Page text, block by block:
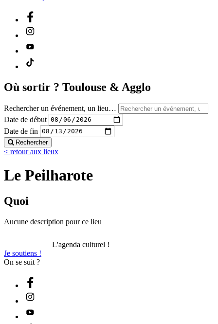
Où sortir ? Toulouse & Agglo
Rechercher un événement, un lieu…
Date de début
Date de fin
Rechercher
< retour aux lieux
Le Peilharote
Quoi
Aucune description pour ce lieu
L'agenda culturel !
Je soutiens !
On se suit ?